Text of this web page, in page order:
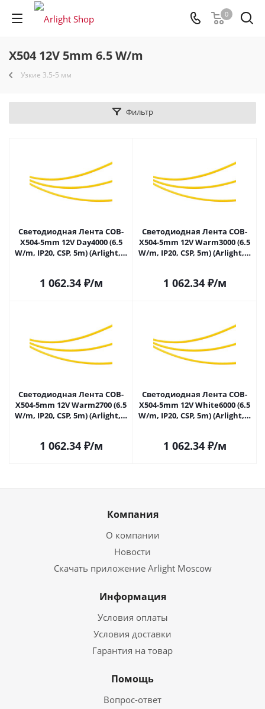
0
X504 12V 5mm 6.5 W/m
Узкие 3.5-5 мм
Фильтр
Светодиодная Лента COB-
X504-5mm 12V Day4000 (6.5
W/m, IP20, CSP, 5m) (Arlight, -)
1 062.34₽/м
Светодиодная Лента COB-
X504-5mm 12V Warm3000 (6.5
W/m, IP20, CSP, 5m) (Arlight, -)
1 062.34₽/м
Светодиодная Лента COB-
X504-5mm 12V Warm2700 (6.5
W/m, IP20, CSP, 5m) (Arlight, -)
1 062.34₽/м
Светодиодная Лента COB-
X504-5mm 12V White6000 (6.5
W/m, IP20, CSP, 5m) (Arlight, -)
1 062.34₽/м
Компания
О компании
Новости
Скачать приложение Arlight Moscow
Информация
Условия оплаты
Условия доставки
Гарантия на товар
Помощь
Вопрос-ответ